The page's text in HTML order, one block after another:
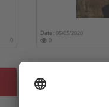
0
Date :05/05/2020
0
SCIENCE POLICY'